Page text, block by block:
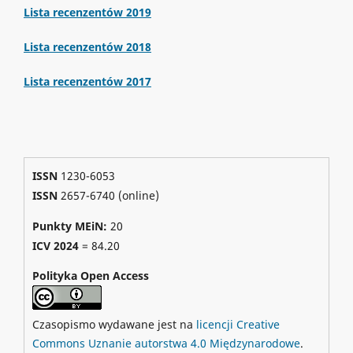
Lista recenzentów 2019
Lista recenzentów 2018
Lista recenzentów 2017
ISSN 1230-6053
ISSN2657-6740 (online)
Punkty MEiN: 20
ICV 2024= 84.20
Polityka Open Access
Czasopismo wydawane jest na licencji Creative
Commons Uznanie autorstwa 4.0 Międzynarodowe.